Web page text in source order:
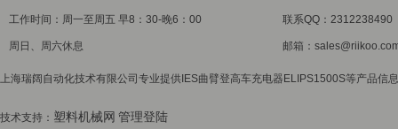
工作时间：周一至周五 早8：30-晚6：00
周日、周六休息
联系QQ：2312238490
邮箱：
上海瑞阔自动化技术有限公司专业提供IES曲臂登高车充电器ELIPS1500S等产品信
技术支持： 塑料机械网 管理登陆